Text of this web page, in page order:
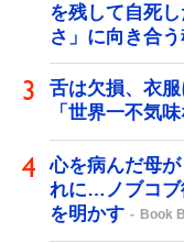
を残して自死
さ」に向き合
舌は欠損、衣
「世界一不気
心を病んだ母
れに…ノブコブ
を明かす
Book